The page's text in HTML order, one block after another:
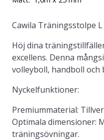
Cawila Träningsstolpe L
Höj dina
excellens. Denna
volleyboll, handboll och
Nyckelfunktioner:
Premiummaterial:
Optimala dimensioner:
träningsövningar.